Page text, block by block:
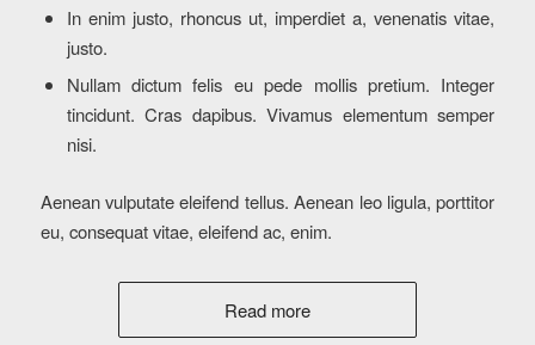
In enim justo, rhoncus ut, imperdiet a, venenatis vitae,
justo.
Nullam dictum felis eu pede mollis pretium. Integer
tincidunt. Cras dapibus. Vivamus elementum semper
nisi.
Aenean vulputate eleifend tellus. Aenean leo ligula, porttitor
eu, consequat vitae, eleifend ac, enim.
Read more